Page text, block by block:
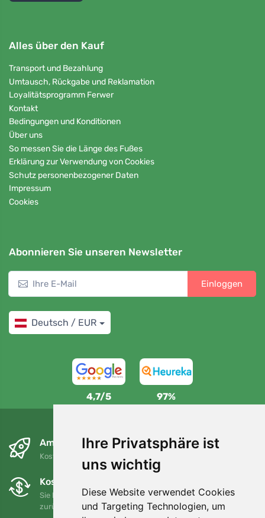
Ihre Privatsphäre ist
uns wichtig
Diese Website verwendet Cookies
und Targeting Technologien, um
Alles über den Kauf
Transport und Bezahlung
Umtausch, Rückgabe und Reklamation
Loyalitätsprogramm Ferwer
Kontakt
Bedingungen und Konditionen
Über uns
So messen Sie die Länge des Fußes
Erklärung zur Verwendung von Cookies
Schutz personenbezogener Daten
Impressum
Cookies
Abonnieren Sie unseren Newsletter
Einloggen
Deutsch / EUR
4,7/5 97%
Am nächsten Tag und kostenlos
Kostenloser Versand für Bestellungen über 80 EUR
Kostenloser Umtausch und Rückgabe
Sie können Ihre Bestellung jederzeit innerhalb von 90 Tagen
zurückgeben oder umtauschen.